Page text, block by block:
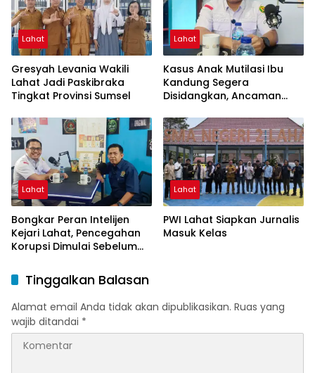
Lahat
Gresyah Levania Wakili
Lahat Jadi Paskibraka
Tingkat Provinsi Sumsel
Lahat
Kasus Anak Mutilasi Ibu
Kandung Segera
Disidangkan, Ancaman
Lahat
Bongkar Peran Intelijen
Kejari Lahat, Pencegahan
Korupsi Dimulai Sebelum
Lahat
PWI Lahat Siapkan Jurnalis
Masuk Kelas
Tinggalkan Balasan
Alamat email Anda tidak akan dipublikasikan. Ruas yang
wajib ditandai *